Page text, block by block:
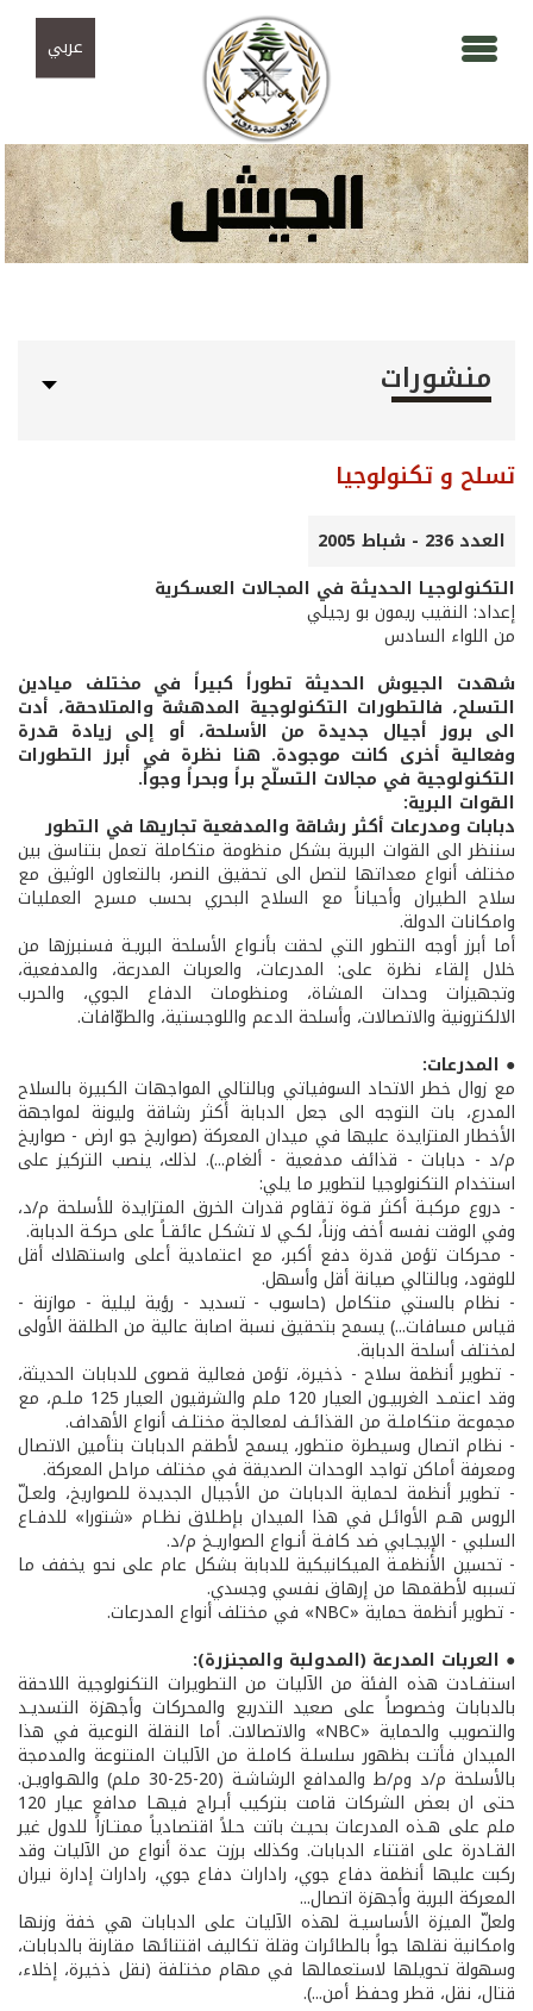
عربي
منشورات
تسلح و تكنولوجيا
العدد 236 - شباط 2005
التكنولوجيـا الحديثـة في المجـالات العسـكرية
إعداد: النقيب ريمون بو رجيلي
من اللواء السادس
شهدت الجيوش الحديثة تطوراً كبيراً في مختلف ميادين
التسلح، فالتطورات التكنولوجية المدهشة والمتلاحقة، أدت
الى بروز أجيال جديدة من الأسلحة، أو إلى زيادة قدرة
وفعالية أخرى كانت موجودة. هنا نظرة في أبرز التطورات
التكنولوجية في مجالات التسلّح براً وبحراً وجواً.
القوات البرية:
دبابات ومدرعات أكثر رشاقة والمدفعية تجاريها في التطور
سننظر الى القوات البرية بشكل منظومة متكاملة تعمل بتناسق بين
مختلف أنواع معداتها لتصل الى تحقيق النصر، بالتعاون الوثيق مع
سلاح الطيران وأحياناً مع السلاح البحري بحسب مسرح العمليات
وامكانات الدولة.
أما أبرز أوجه التطور التي لحقت بأنـواع الأسلحة البريـة فسنبرزها من
خلال إلقاء نظرة على: المدرعات، والعربات المدرعة، والمدفعية،
وتجهيزات وحدات المشاة، ومنظومات الدفاع الجوي، والحرب
الالكترونية والاتصالات، وأسلحة الدعم واللوجستية، والطوّافات.
● المدرعات:
مع زوال خطر الاتحاد السوفياتي وبالتالي المواجهات الكبيرة بالسلاح
المدرع، بات التوجه الى جعل الدبابة أكثر رشاقة وليونة لمواجهة
الأخطار المتزايدة عليها في ميدان المعركة (صواريخ جو ارض - صواريخ
م/د - دبابات - قذائف مدفعية - ألغام...). لذلك، ينصب التركيز على
استخدام التكنولوجيا لتطوير ما يلي:
- دروع مركبـة أكثر قـوة تقاوم قدرات الخرق المتزايدة للأسلحة م/د،
وفي الوقت نفسه أخف وزناً، لكـي لا تشكـل عائقـاً على حركـة الدبابة.
- محركات تؤمن قدرة دفع أكبر، مع اعتمادية أعلى واستهلاك أقل
للوقود، وبالتالي صيانة أقل وأسهل.
- نظام بالستي متكامل (حاسوب - تسديد - رؤية ليلية - موازنة -
قياس مسافات...) يسمح بتحقيق نسبة اصابة عالية من الطلقة الأولى
لمختلف أسلحة الدبابة.
- تطوير أنظمة سلاح - ذخيرة، تؤمن فعالية قصوى للدبابات الحديثة،
وقد اعتمـد الغربيـون العيار 120 ملم والشرقيون العيار 125 ملـم، مع
مجموعة متكاملـة من القذائـف لمعالجة مختلـف أنواع الأهداف.
- نظام اتصال وسيطرة متطور، يسمح لأطقم الدبابات بتأمين الاتصال
ومعرفة أماكن تواجد الوحدات الصديقة في مختلف مراحل المعركة.
- تطوير أنظمة لحماية الدبابات من الأجيال الجديدة للصواريخ، ولعـلّ
الروس هـم الأوائـل في هذا الميدان بإطـلاق نظـام «شتورا» للدفـاع
السلبي - الإيجـابي ضد كافـة أنـواع الصواريـخ م/د.
- تحسين الأنظمـة الميكانيكية للدبابة بشكل عام على نحو يخفف ما
تسببه لأطقمها من إرهاق نفسي وجسدي.
- تطوير أنظمة حماية «NBC» في مختلف أنواع المدرعات.
● العربات المدرعة (المدولبة والمجنزرة):
استفـادت هذه الفئة من الآليات من التطويرات التكنولوجية اللاحقة
بالدبابات وخصوصاً على صعيد التدريع والمحركات وأجهزة التسديـد
والتصويب والحماية «NBC» والاتصالات. أما النقلة النوعية في هذا
الميدان فأتـت بظهور سلسلـة كاملـة من الآليات المتنوعة والمدمجة
بالأسلحة م/د وم/ط والمدافع الرشاشـة (20-25-30 ملم) والهـواويـن.
حتى ان بعض الشركات قامت بتركيب أبـراج فيهـا مدافع عيار 120
ملم على هـذه المدرعات بحيـث باتت حـلاً اقتصادياً ممتـازاً للدول غير
القـادرة على اقتناء الدبابات. وكذلك برزت عدة أنواع من الآليات وقد
ركبت عليها أنظمة دفاع جوي، رادارات دفاع جوي، رادارات إدارة نيران
المعركة البرية وأجهزة اتصال...
ولعلّ الميزة الأساسيـة لهذه الآليات على الدبابات هي خفة وزنها
وامكانية نقلها جواً بالطائرات وقلة تكاليف اقتنائها مقارنة بالدبابات،
وسهولة تحويلها لاستعمالها في مهام مختلفة (نقل ذخيرة، إخلاء،
قتال، نقل، قطر وحفظ أمن...).